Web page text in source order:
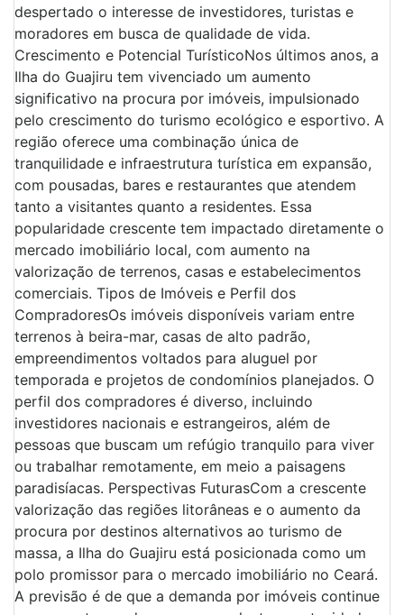
despertado o interesse de investidores, turistas e
moradores em busca de qualidade de vida.
Crescimento e Potencial TurísticoNos últimos anos, a
Ilha do Guajiru tem vivenciado um aumento
significativo na procura por imóveis, impulsionado
pelo crescimento do turismo ecológico e esportivo. A
região oferece uma combinação única de
tranquilidade e infraestrutura turística em expansão,
com pousadas, bares e restaurantes que atendem
tanto a visitantes quanto a residentes. Essa
popularidade crescente tem impactado diretamente o
mercado imobiliário local, com aumento na
valorização de terrenos, casas e estabelecimentos
comerciais. Tipos de Imóveis e Perfil dos
CompradoresOs imóveis disponíveis variam entre
terrenos à beira-mar, casas de alto padrão,
empreendimentos voltados para aluguel por
temporada e projetos de condomínios planejados. O
perfil dos compradores é diverso, incluindo
investidores nacionais e estrangeiros, além de
pessoas que buscam um refúgio tranquilo para viver
ou trabalhar remotamente, em meio a paisagens
paradisíacas. Perspectivas FuturasCom a crescente
valorização das regiões litorâneas e o aumento da
procura por destinos alternativos ao turismo de
massa, a Ilha do Guajiru está posicionada como um
polo promissor para o mercado imobiliário no Ceará.
A previsão é de que a demanda por imóveis continue